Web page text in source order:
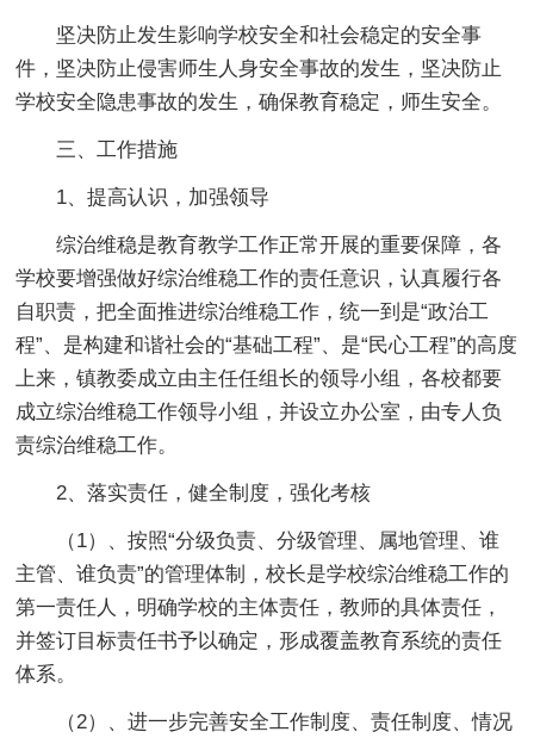
坚决防止发生影响学校安全和社会稳定的安全事
件，坚决防止侵害师生人身安全事故的发生，坚决防止
学校安全隐患事故的发生，确保教育稳定，师生安全。
三、工作措施
1、提高认识，加强领导
综治维稳是教育教学工作正常开展的重要保障，各
学校要增强做好综治维稳工作的责任意识，认真履行各
自职责，把全面推进综治维稳工作，统一到是“政治工
程”、是构建和谐社会的“基础工程”、是“民心工程”的高度
上来，镇教委成立由主任任组长的领导小组，各校都要
成立综治维稳工作领导小组，并设立办公室，由专人负
责综治维稳工作。
2、落实责任，健全制度，强化考核
（1）、按照“分级负责、分级管理、属地管理、谁
主管、谁负责”的管理体制，校长是学校综治维稳工作的
第一责任人，明确学校的主体责任，教师的具体责任，
并签订目标责任书予以确定，形成覆盖教育系统的责任
体系。
（2）、进一步完善安全工作制度、责任制度、情况